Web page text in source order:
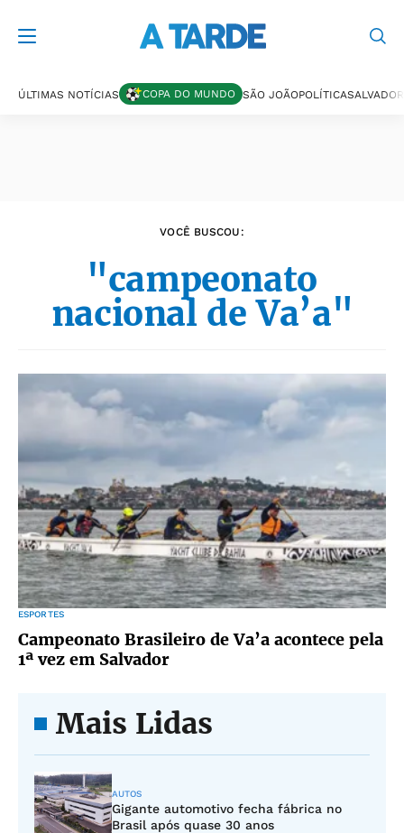
ÚLTIMAS NOTÍCIAS COPA DO MUNDO SÃO JOÃOPOLÍTICASALVADOR
VOCÊ BUSCOU:
"campeonato
nacional de Va’a"
ESPORTES
Campeonato Brasileiro de Va’a acontece pela
1ª vez em Salvador
Mais Lidas
AUTOS
Gigante automotivo fecha fábrica no
Brasil após quase 30 anos